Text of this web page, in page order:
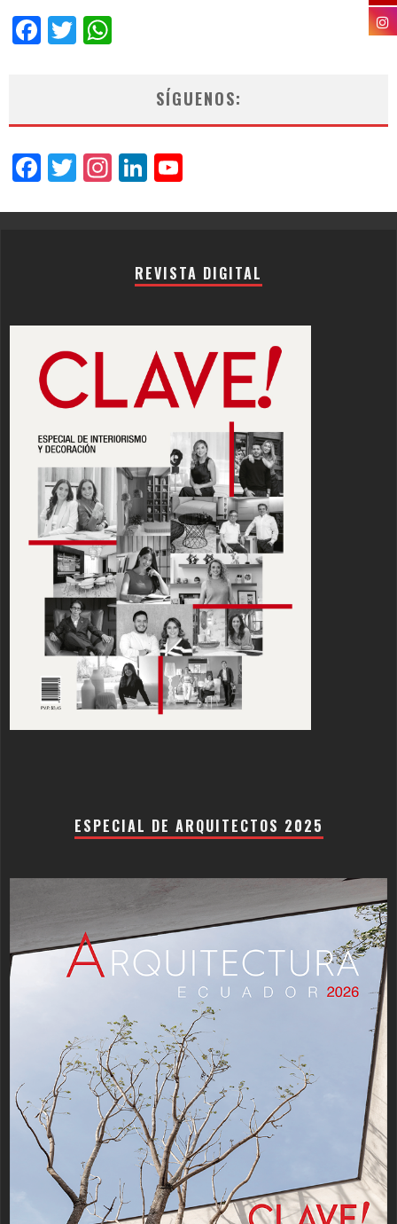
Facebook
Twitter
SÍGUENOS:
Facebook
Twitter
Instagram
LinkedIn
REVISTA DIGITAL
ESPECIAL DE ARQUITECTOS 2025